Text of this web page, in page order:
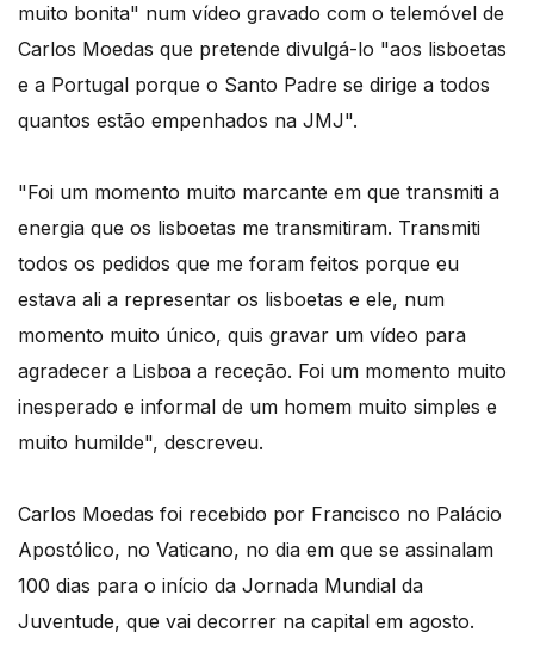
muito bonita" num vídeo gravado com o telemóvel de
Carlos Moedas que pretende divulgá-lo "aos lisboetas
e a Portugal porque o Santo Padre se dirige a todos
quantos estão empenhados na JMJ".
"Foi um momento muito marcante em que transmiti a
energia que os lisboetas me transmitiram. Transmiti
todos os pedidos que me foram feitos porque eu
estava ali a representar os lisboetas e ele, num
momento muito único, quis gravar um vídeo para
agradecer a Lisboa a receção. Foi um momento muito
inesperado e informal de um homem muito simples e
muito humilde", descreveu.
Carlos Moedas foi recebido por Francisco no Palácio
Apostólico, no Vaticano, no dia em que se assinalam
100 dias para o início da Jornada Mundial da
Juventude, que vai decorrer na capital em agosto.